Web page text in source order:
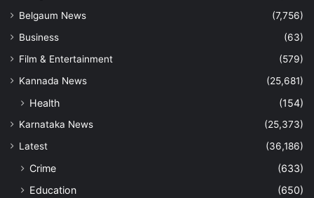
Belgaum News
(7,756)
Business
(63)
Film & Entertainment
(579)
Kannada News
(25,681)
Health (154)
Karnataka News
(25,373)
Latest
(36,186)
Crime
(633)
Education
(650)